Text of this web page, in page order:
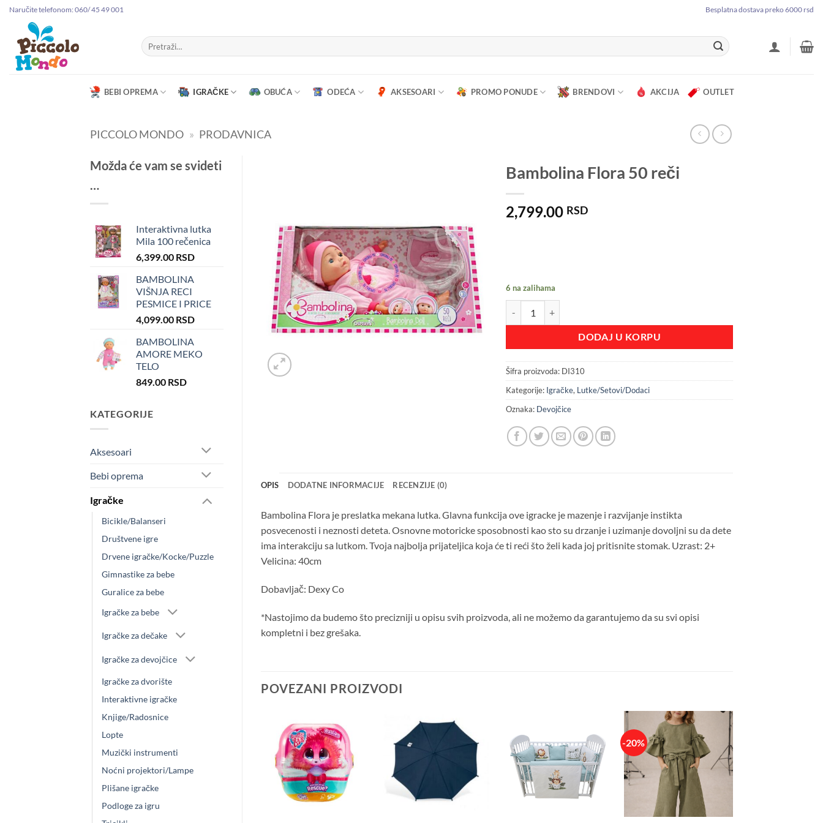
Preskoči
sadržaj
Naručite telefonom: 060/ 45 49 001 Besplatna dostava preko 6000 rsd
Pretraga
za:
BEBI OPREMA IGRAČKE OBUĆA ODEĆA AKSESOARI PROMO PONUDE BRENDOVI AKCIJA OUTLET
PICCOLO MONDO » PRODAVNICA
Možda će vam se svideti
…
Interaktivna lutka
Mila 100 rečenica
6,399.00 RSD
BAMBOLINA
VIŠNJA RECI
PESMICE I PRICE
4,099.00 RSD
BAMBOLINA
AMORE MEKO
TELO
849.00 RSD
KATEGORIJE
Aksesoari
Bebi oprema
Igračke
Bicikle/Balanseri
Društvene igre
Drvene igračke/Kocke/Puzzle
Gimnastike za bebe
Guralice za bebe
Igračke za bebe
Igračke za dečake
Igračke za devojčice
Igračke za dvorište
Interaktivne igračke
Knjige/Radosnice
Lopte
Muzički instrumenti
Noćni projektori/Lampe
Plišane igračke
Podloge za igru
Bambolina Flora 50 reči
2,799.00 RSD
6 na zalihama
DODAJ U KORPU
Šifra proizvoda: DI310
Kategorije: Igračke, Lutke/Setovi/Dodaci
Oznaka: Devojčice
OPIS DODATNE INFORMACIJE RECENZIJE (0)
Bambolina Flora je preslatka mekana lutka. Glavna funkcija ove igracke je mazenje i razvijanje instikta
posvecenosti i neznosti deteta. Osnovne motoricke sposobnosti kao sto su drzanje i uzimanje dovoljni su da dete
ima interakciju sa lutkom. Tvoja najbolja prijateljica koja će ti reći što želi kada joj pritisnite stomak. Uzrast: 2+
Velicina: 40cm
Dobavljač: Dexy Co
*Nastojimo da budemo što precizniji u opisu svih proizvoda, ali ne možemo da garantujemo da su svi opisi
kompletni i bez grešaka.
POVEZANI PROIZVODI
-20%